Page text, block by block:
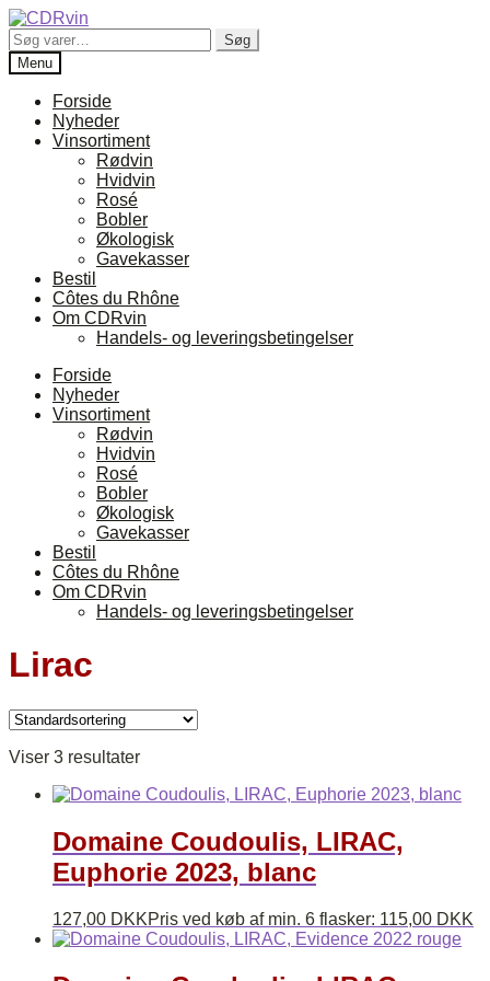
Spring
til
navigation
Spring
til
indhold
Søg
efter:
Søg
Menu
Forside
Nyheder
Vinsortiment
Rødvin
Hvidvin
Rosé
Bobler
Økologisk
Gavekasser
Bestil
Côtes du Rhône
Om CDRvin
Handels- og leveringsbetingelser
Forside
Nyheder
Vinsortiment
Rødvin
Hvidvin
Rosé
Bobler
Økologisk
Gavekasser
Bestil
Côtes du Rhône
Om CDRvin
Handels- og leveringsbetingelser
Lirac
Viser 3 resultater
Domaine Coudoulis, LIRAC,
Euphorie 2023, blanc
127,00 DKKPris ved køb af min. 6 flasker: 115,00 DKK